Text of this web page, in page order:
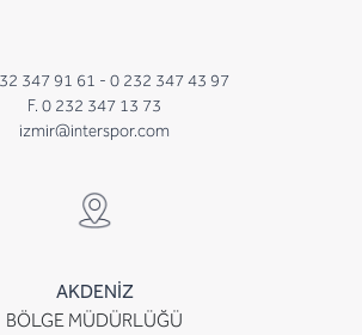
347 91 61 - 0 232 347 43 97
F. 0 232 347 13 73
izmir@interspor.com
AKDENİZ
BÖLGE MÜDÜRLÜĞÜ